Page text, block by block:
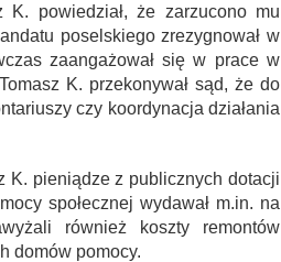
powiedział, że zarzucono mu
poselskiego zrezygnował w
zaangażował się w prace w
K. przekonywał sąd, że do
czy koordynacja działania
K. pieniądze z publicznych dotacji
społecznej wydawał m.in. na
również koszty remontów
domów pomocy.